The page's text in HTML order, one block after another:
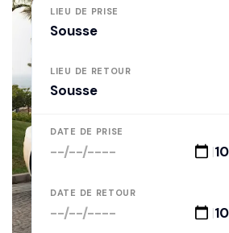
LIEU DE PRISE
LIEU DE RETOUR
DATE DE PRISE
|
DATE DE RETOUR
|